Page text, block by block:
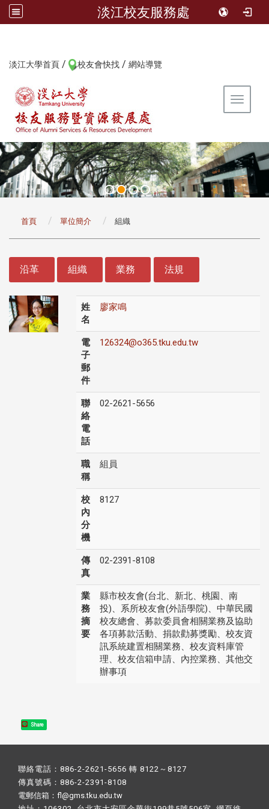
淡江校友服務處
淡江大學首頁 / 校友會快找 / 網站導覽
Toggle
首頁 單位簡介 組織
沿革 組織 業務 法規
姓
名
廖家鳴
電
子
郵
件
126324@o365.tku.edu.tw
聯
絡
電
話
02-2621-5656
職
稱
組員
校
內
分
機
8127
傳
真
02-2391-8108
業
務
摘
要
縣市校友會(台北、新北、桃園、南
投)、系所校友會(外語學院)、中華民國
校友總會、募款委員會相關業務及協助
各項募款活動、捐款勸募獎勵、校友資
訊系統建置相關業務、校友資料庫管
理、校友信箱申請、內控業務、其他交
辦事項
Share
聯絡電話：886-2-2621-5656 轉 8122～8127
傳真號碼：886-2-2391-8108
電郵信箱：fl@gms.tku.edu.tw